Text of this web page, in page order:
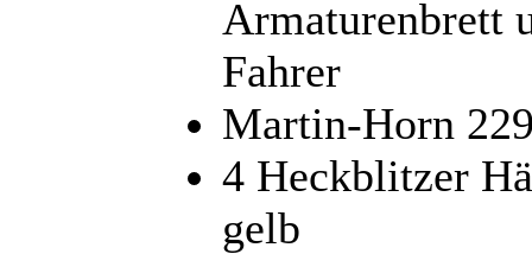
Armaturenbrett
Fahrer
Martin-Horn
4 Heckblitzer
gelb